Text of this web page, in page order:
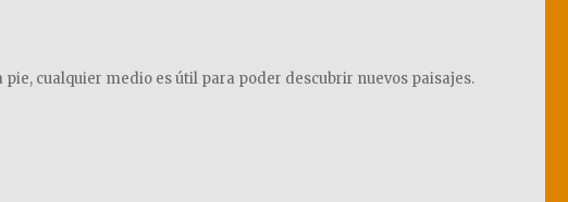
cualquier medio es útil para poder descubrir nuevos paisajes.